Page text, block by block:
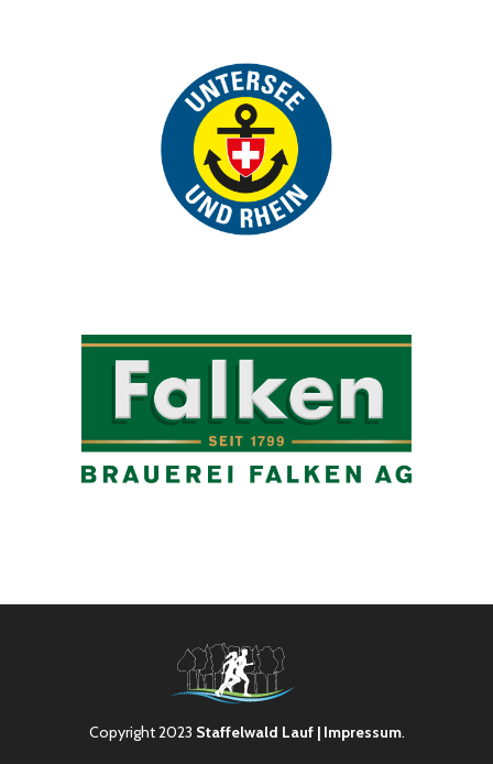
Copyright 2023 Staffelwald Lauf| Impressum.